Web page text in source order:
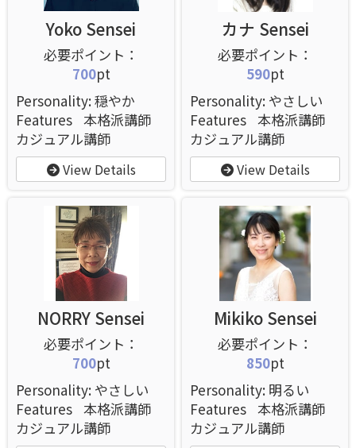
Yoko Sensei
700pt
Personality: 穏やか
Features 本格派講師
カジュアル講師
View Details
カナ Sensei
590pt
Personality: やさしい
Features 本格派講師
カジュアル講師
View Details
NORRY Sensei
700pt
Personality: やさしい
Features 本格派講師
カジュアル講師
Mikiko Sensei
850pt
Personality: 明るい
Features 本格派講師
カジュアル講師